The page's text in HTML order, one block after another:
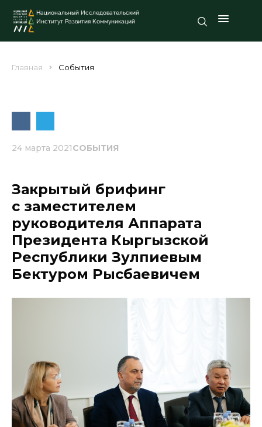
Национальный Исследовательский
Институт Развития Коммуникаций
Главная События
24 марта 2021СОБЫТИЯ
Закрытый брифинг
с заместителем
руководителя Аппарата
Президента Кыргызской
Республики Зулпиевым
Бектуром Рысбаевичем